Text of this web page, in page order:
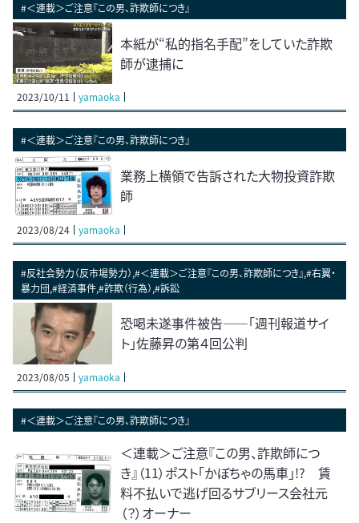
#＜連載＞ご注意『この男、詐欺師につき』
本紙が“私的指名手配”をしていた詐欺
師が逮捕に
2023/10/11 yamaoka
#＜連載＞ご注意『この男、詐欺師につき』
業務上横領で告訴された大物投資詐欺
師
2023/08/24 yamaoka
#反社会勢力（反市場勢力）,#＜連載＞ご注意『この男、詐欺師につき』,#右翼・
暴力団,#経済事件,#詐欺（行為）,#訴訟
恐喝未遂事件被告――「週刊報道サイ
ト」佐藤昇の第４回公判
2023/08/05 yamaoka
#＜連載＞ご注意『この男、詐欺師につき』
＜連載＞ご注意『この男、詐欺師につ
き』（11）ポスト「かぼちゃの馬車」!? 賃
料不払いで逃げ回るサブリース会社元
（？）オーナー